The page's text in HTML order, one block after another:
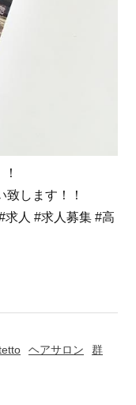
します！！
求人 #求人募集 #高
ヘアサロン
群